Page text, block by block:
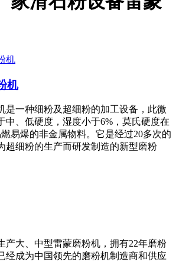
机
是一种细粉及超细粉的加工设备，此微
中、低硬度，湿度小于6%，莫氏硬度在
易爆的非金属物料。它是经过20多次的
超细粉的生产而研发制造的新型磨粉
产大、中型雷蒙磨粉机，拥有22年磨粉
经成为中国领先的磨粉机制造商和供应